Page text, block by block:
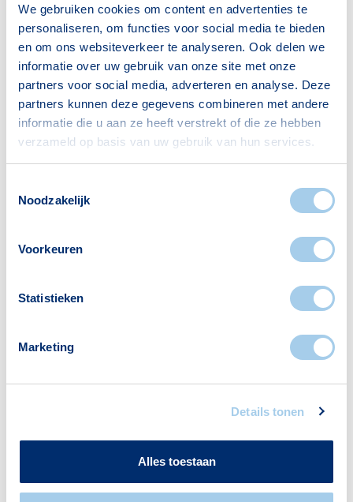
We gebruiken cookies om content en advertenties te
personaliseren, om functies voor social media te bieden
en om ons websiteverkeer te analyseren. Ook delen we
informatie over uw gebruik van onze site met onze
partners voor social media, adverteren en analyse. Deze
partners kunnen deze gegevens combineren met andere
informatie die u aan ze heeft verstrekt of die ze hebben
verzameld op basis van uw gebruik van hun services.
Noodzakelijk
Voorkeuren
Statistieken
Marketing
Details tonen
Alles toestaan
18–25 jaar
748
25–45 jaar
1244
45–65 jaar
1690
65+ jaar
932
Bron: CBS
Huishoudens
620
Gezin zonder kinderen
589
1037
Voorzieningen in Parkwijk
Deze wijk heeft het allemaal voor je. Zo vind je
er: